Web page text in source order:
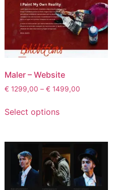
Maler – Website
€ 1299,00 – € 1499,00
Select options